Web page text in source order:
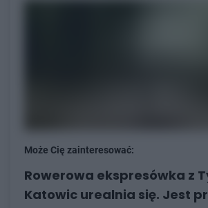
Może Cię zainteresować:
Rowerowa ekspresówka z
Katowic urealnia się. Jest